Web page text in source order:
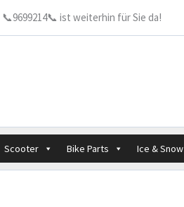
ist weiterhin für Sie da!
Scooter Bike Parts Ice & Snow
31"x
8"